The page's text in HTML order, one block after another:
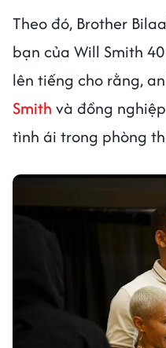
Theo đó, Brother
bạn của Will Smith
lên tiếng cho rằng,
Smith và đồng
tình ái trong phòng